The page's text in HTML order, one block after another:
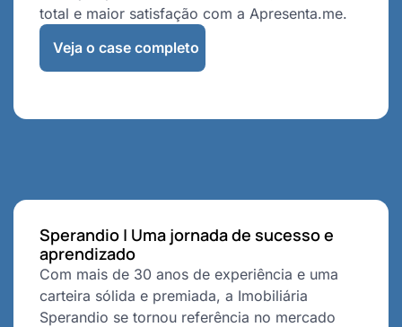
total e maior satisfação com a Apresenta.me.
Veja o case completo
Sperandio | Uma jornada de sucesso e
aprendizado
Com mais de 30 anos de experiência e uma
carteira sólida e premiada, a Imobiliária
Sperandio se tornou referência no mercado